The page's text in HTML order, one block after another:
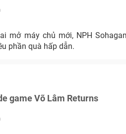
mở máy chủ mới, NPH
phần quà hấp dẫn.
game Võ Lâm Returns